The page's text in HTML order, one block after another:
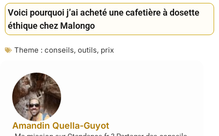
Voici pourquoi j’ai acheté une cafetière à dosette
éthique chez Malongo
Theme : conseils, outils, prix
Amandin Quella-Guyot